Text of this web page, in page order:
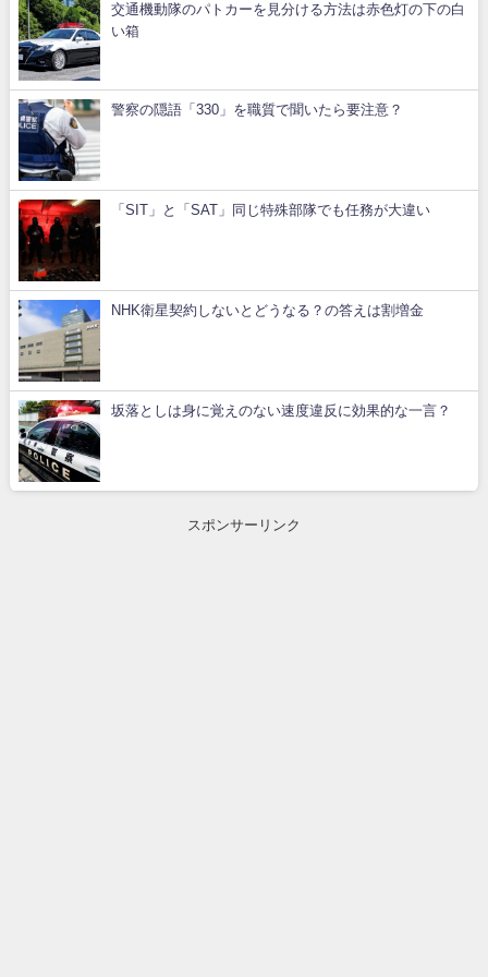
交通機動隊のパトカーを見分ける方法は赤色灯の下の白
い箱
警察の隠語「330」を職質で聞いたら要注意？
「SIT」と「SAT」同じ特殊部隊でも任務が大違い
NHK衛星契約しないとどうなる？の答えは割増金
坂落としは身に覚えのない速度違反に効果的な一言？
スポンサーリンク